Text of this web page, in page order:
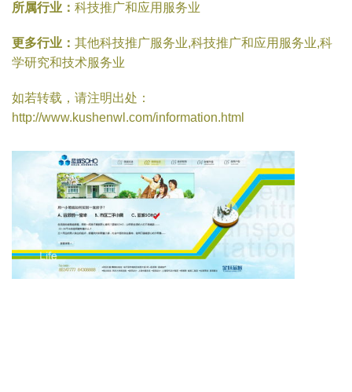
所属行业： 科技推广和应用服务业
更多行业： 其他科技推广服务业,科技推广和应用服务业,科
学研究和技术服务业
如若转载，请注明出处：
http://www.kushenwl.com/information.html